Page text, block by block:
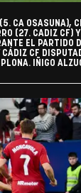
CA OSASUNA),
(27. CADIZ CF)
EL PARTIDO
CF
IÑIGO